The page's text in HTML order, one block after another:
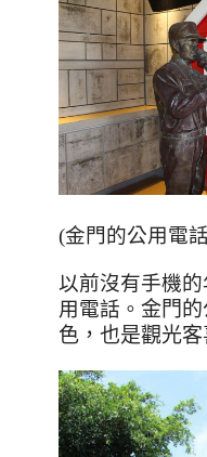
(金門的公用電
以前沒有手機
用電話。 金門
色，也是觀光